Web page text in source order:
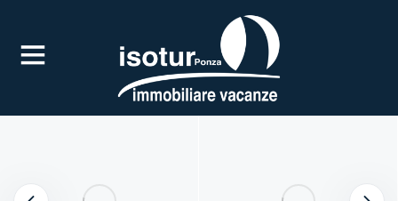
(IN AFFITTO)